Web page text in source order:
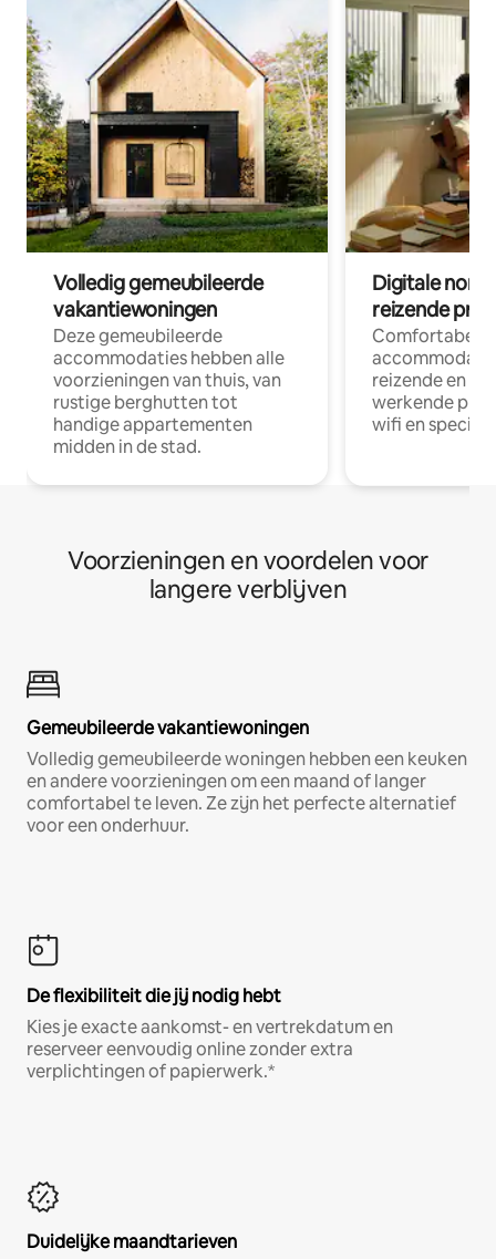
Volledig gemeubileerde
vakantiewoningen
Deze gemeubileerde
accommodaties hebben alle
voorzieningen van thuis, van
rustige berghutten tot
handige appartementen
midden in de stad.
Digitale
reizende
Comfortabele
reizende en
werkende
wifi en
Voorzieningen en voordelen voor
langere verblijven
Gemeubileerde vakantiewoningen
Volledig gemeubileerde woningen hebben een keuken
en andere voorzieningen om een maand of langer
comfortabel te leven. Ze zijn het perfecte alternatief
voor een onderhuur.
De flexibiliteit die jij nodig hebt
Kies je exacte aankomst- en vertrekdatum en
reserveer eenvoudig online zonder extra
verplichtingen of papierwerk.*
Duidelijke maandtarieven